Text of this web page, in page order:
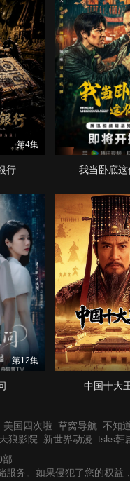
第4集
行 我当卧底
第12集
中国十大
美国四次啦 草窝导航 不知
天狼影院 新世界动漫 tsks韩
部
务。如果侵犯了您的权益